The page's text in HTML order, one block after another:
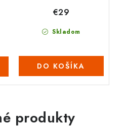
Skladom
€29
DO KOŠÍKA
produkty